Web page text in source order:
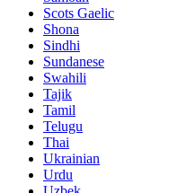
Scots Gaelic
Shona
Sindhi
Sundanese
Swahili
Tajik
Tamil
Telugu
Thai
Ukrainian
Urdu